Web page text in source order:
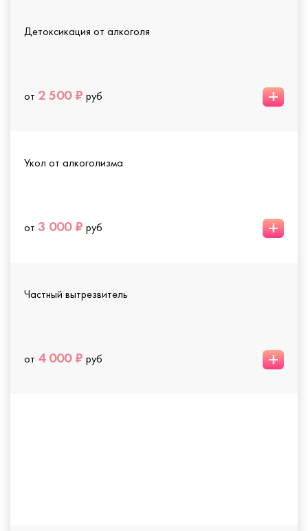
Детоксикация от алкоголя
от 2 500 ₽ руб +
Укол от алкоголизма
от 3 000 ₽ руб +
Частный вытрезвитель
от 4 000 ₽ руб +